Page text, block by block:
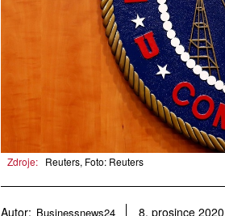
Zdroje: Reuters, Foto: Reuters
Autor: Businessnews24 8. prosince 2020